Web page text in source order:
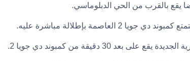
يقع بالقرب من الحي الدبلوماسي.
2 العاصمة بإطلالة مباشرة عليه.
على بعد 30 دقيقة من كمبوند دي جويا 2.